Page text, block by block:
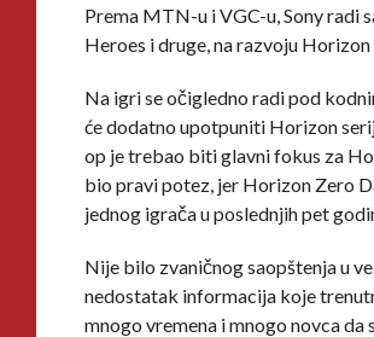
Prema MTN-u i VGC-u, Sony radi
Heroes i druge, na razvoju
Na igri se očigledno radi pod
će dodatno upotpuniti Horizon
op je trebao biti glavni fokus za
bio pravi potez, jer Horizon Zero
jednog igrača u poslednjih pet
Nije bilo zvaničnog saopštenja u
nedostatak informacija koje
mnogo vremena i mnogo novca